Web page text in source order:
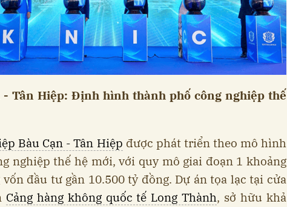
- Tân Hiệp: Định hình thành phố công nghiệp thế
Bàu Cạn - Tân Hiệp được phát triển theo mô hình
nghiệp thế hệ mới, với quy mô giai đoạn 1 khoảng
vốn đầu tư gần 10.500 tỷ đồng. Dự án tọa lạc tại cửa
Cảng hàng không quốc tế Long Thành, sở hữu khả